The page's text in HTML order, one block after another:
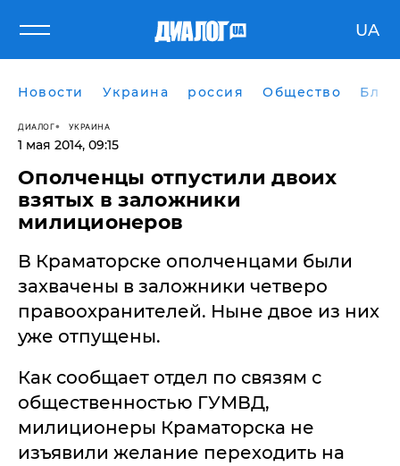
UA
Новости Украина россия Общество
ДИАЛОГ УКРАИНА
1 мая 2014, 09:15
Ополченцы отпустили двоих
взятых в заложники
милиционеров
В Краматорске ополченцами были
захвачены в заложники четверо
правоохранителей. Ныне двое из них
уже отпущены.
Как сообщает отдел по связям с
общественностью ГУМВД,
милиционеры Краматорска не
изъявили желание переходить на